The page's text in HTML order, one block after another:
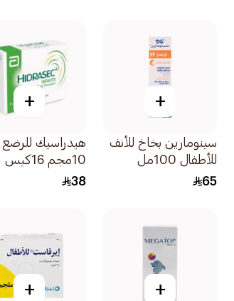
+
سينومارين بخاخ للأنف
للأطفال 100مل
65
+
هيدراسيك للرضع
10مجم 16كيس
38
+
+